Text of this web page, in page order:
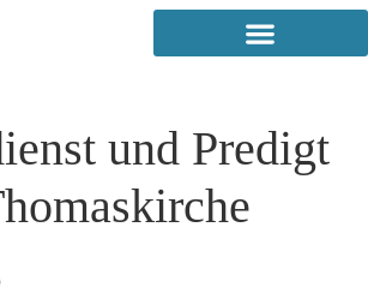
und Predigt